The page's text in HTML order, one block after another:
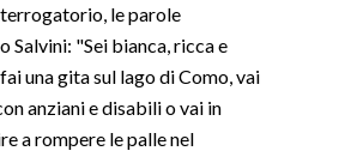
le parole
"Sei bianca, ricca e
una gita sul lago di Como, vai
anziani e disabili o vai in
a rompere le palle nel